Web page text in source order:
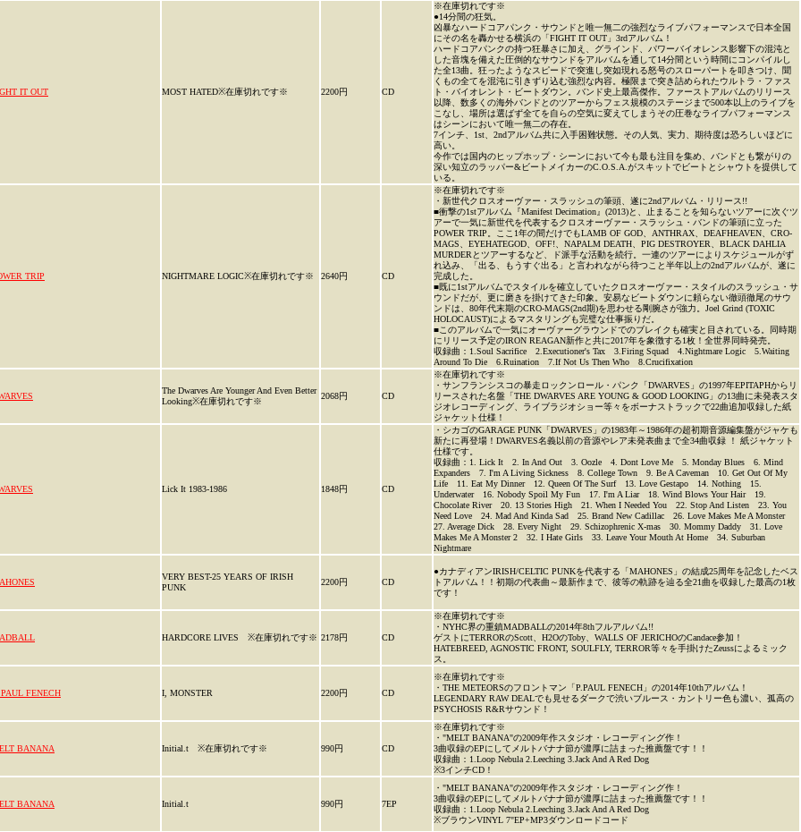
IT OUT MOST HATED※在庫切れです※ 2200円 CD
※在庫切れです※
●14分間の狂気。
凶暴なハードコアパンク・サウンドと唯一無二の強烈なライブパフォーマンスで日本全国
にその名を轟かせる横浜の「FIGHT IT OUT」3rdアルバム！
ハードコアパンクの持つ狂暴さに加え、グラインド、パワーバイオレンス影響下の混沌と
した音塊を備えた圧倒的なサウンドをアルバムを通して14分間という時間にコンパイルし
た全13曲。狂ったようなスピードで突進し突如現れる怒号のスローパートを叩きつけ、聞
くもの全てを混沌に引きずり込む強烈な内容。極限まで突き詰められたウルトラ・ファス
ト・バイオレント・ビートダウン。バンド史上最高傑作。ファーストアルバムのリリース
以降、数多くの海外バンドとのツアーからフェス規模のステージまで500本以上のライブを
こなし、場所は選ばず全てを自らの空気に変えてしまうその圧巻なライブパフォーマンス
はシーンにおいて唯一無二の存在。
7インチ、1st、2ndアルバム共に入手困難状態。その人気、実力、期待度は恐ろしいほどに
高い。
今作では国内のヒップホップ・シーンにおいて今も最も注目を集め、バンドとも繋がりの
深い知立のラッパー&ビートメイカーのC.O.S.A.がスキットでビートとシャウトを提供して
いる。
TRIP NIGHTMARE LOGIC※在庫切れです※ 2640円 CD
※在庫切れです※
・新世代クロスオーヴァー・スラッシュの筆頭、遂に2ndアルバム・リリース!!
■衝撃の1stアルバム『Manifest Decimation』(2013)と、止まることを知らないツアーに次ぐツ
アーで一気に新世代を代表するクロスオーヴァー・スラッシュ・バンドの筆頭に立った
POWER TRIP。ここ1年の間だけでもLAMB OF GOD、ANTHRAX、DEAFHEAVEN、CRO-
MAGS、EYEHATEGOD、OFF!、NAPALM DEATH、PIG DESTROYER、BLACK DAHLIA
MURDERとツアーするなど、ド派手な活動を続行。一連のツアーによりスケジュールがず
れ込み、「出る、もうすぐ出る」と言われながら待つこと半年以上の2ndアルバムが、遂に
完成した。
■既に1stアルバムでスタイルを確立していたクロスオーヴァー・スタイルのスラッシュ・サ
ウンドだが、更に磨きを掛けてきた印象。安易なビートダウンに頼らない徹頭徹尾のサウ
ンドは、80年代末期のCRO-MAGS(2nd期)を思わせる剛腕さが強力。Joel Grind (TOXIC
HOLOCAUST)によるマスタリングも完璧な仕事振りだ。
■このアルバムで一気にオーヴァーグラウンドでのブレイクも確実と目されている。同時期
にリリース予定のIRON REAGAN新作と共に2017年を象徴する1枚！全世界同時発売。
収録曲：1.Soul Sacrifice 2.Executioner's Tax 3.Firing Squad 4.Nightmare Logic 5.Waiting
Around To Die 6.Ruination 7.If Not Us Then Who 8.Crucifixation
The Dwarves Are Younger And Even Better
Looking※在庫切れです※
2068円 CD
※在庫切れです※
・サンフランシスコの暴走ロックンロール・パンク「DWARVES」の1997年EPITAPHからリ
リースされた名盤「THE DWARVES ARE YOUNG & GOOD LOOKING」の13曲に未発表スタ
ジオレコーディング、ライブラジオショー等々をボーナストラックで22曲追加収録した紙
ジャケット仕様！
Lick It 1983-1986 1848円 CD
・シカゴのGARAGE PUNK「DWARVES」の1983年～1986年の超初期音源編集盤がジャケも
新たに再登場！DWARVES名義以前の音源やレア未発表曲まで全34曲収録 ！ 紙ジャケット
仕様です。
収録曲：1. Lick It 2. In And Out 3. Oozle 4. Dont Love Me 5. Monday Blues 6. Mind
Expanders 7. I'm A Living Sickness 8. College Town 9. Be A Caveman 10. Get Out Of My
Life 11. Eat My Dinner 12. Queen Of The Surf 13. Love Gestapo 14. Nothing 15.
Underwater 16. Nobody Spoil My Fun 17. I'm A Liar 18. Wind Blows Your Hair 19.
Chocolate River 20. 13 Stories High 21. When I Needed You 22. Stop And Listen 23. You
Need Love 24. Mad And Kinda Sad 25. Brand New Cadillac 26. Love Makes Me A Monster
27. Average Dick 28. Every Night 29. Schizophrenic X-mas 30. Mommy Daddy 31. Love
Makes Me A Monster 2 32. I Hate Girls 33. Leave Your Mouth At Home 34. Suburban
Nightmare
VERY BEST-25 YEARS OF IRISH
PUNK
2200円 CD
●カナディアンIRISH/CELTIC PUNKを代表する「MAHONES」の結成25周年を記念したベス
トアルバム！！初期の代表曲～最新作まで、彼等の軌跡を辿る全21曲を収録した最高の1枚
です！
HARDCORE LIVES ※在庫切れです※ 2178円 CD
※在庫切れです※
・NYHC界の重鎮MADBALLの2014年8thフルアルバム!!
ゲストにTERRORのScott、H2OのToby、WALLS OF JERICHOのCandace参加！
HATEBREED, AGNOSTIC FRONT, SOULFLY, TERROR等々を手掛けたZeussによるミック
ス。
PAUL FENECH I, MONSTER 2200円 CD
※在庫切れです※
・THE METEORSのフロントマン「P.PAUL FENECH」の2014年10thアルバム！
LEGENDARY RAW DEALでも見せるダークで渋いブルース・カントリー色も濃い、孤高の
PSYCHOSIS R&Rサウンド！
BANANA Initial.t ※在庫切れです※ 990円 CD
※在庫切れです※
・"MELT BANANA"の2009年作スタジオ・レコーディング作！
3曲収録のEPにしてメルトバナナ節が濃厚に詰まった推薦盤です！！
収録曲：1.Loop Nebula 2.Leeching 3.Jack And A Red Dog
※3インチCD！
BANANA Initial.t 990円 7EP
・"MELT BANANA"の2009年作スタジオ・レコーディング作！
3曲収録のEPにしてメルトバナナ節が濃厚に詰まった推薦盤です！！
収録曲：1.Loop Nebula 2.Leeching 3.Jack And A Red Dog
※ブラウンVINYL 7"EP+MP3ダウンロードコード